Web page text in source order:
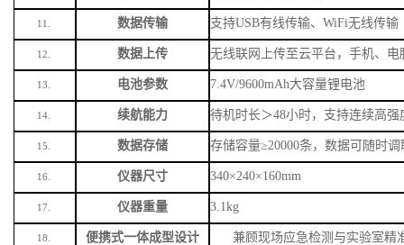
11. 数据传输 支持USB有线传输、WiFi无线传输
12. 数据上传 无线联网上传至云平台，手机、
13. 电池参数 7.4V/9600mAh大容量锂电池
14. 续航能力 待机时长＞48小时，支持连续高
15. 数据存储 存储容量≥20000条，数据可随时
16. 仪器尺寸 340×240×160mm
17. 仪器重量 3.1kg
18. 便携式一体成型设计 兼顾现场应急检测与实验室精